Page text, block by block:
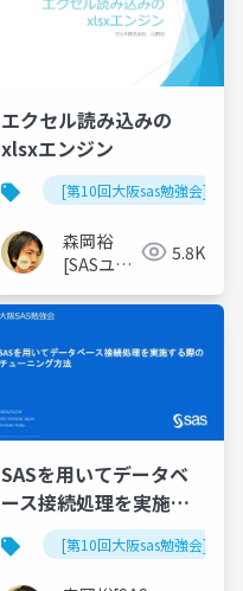
エクセル読み込みの
xlsxエンジン
[第10回大阪sas勉強会]
森岡裕
[SASユー
世話人]
5.8K
SASを用いてデータベ
ース接続処理を実施す
る際のチューニング方
法
[第10回大阪sas勉強会]